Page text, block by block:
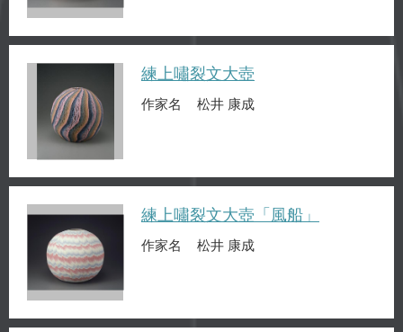
練上嘯裂文大壺
作家名 松井 康成
練上嘯裂文大壺「風船」
作家名 松井 康成